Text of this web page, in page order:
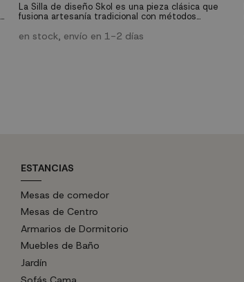
La Silla de diseño Skol es una pieza clásica que
fusiona artesanía tradicional con métodos
acero cromado, respaldo y asiento en madera de
en stock, envío en 1-2 días
ESTANCIAS
Mesas de comedor
Mesas de Centro
Armarios de Dormitorio
Muebles de Baño
Jardín